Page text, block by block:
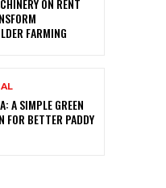
ON RENT
FARMING
A SIMPLE GREEN
FOR BETTER PADDY